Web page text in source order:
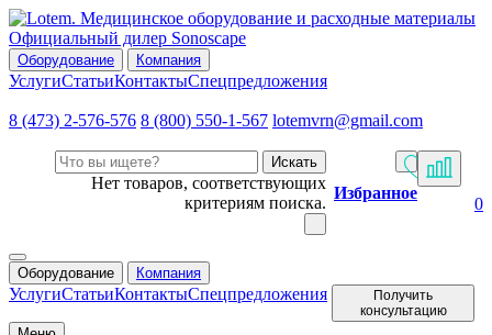
Официальный дилер Sonoscape
Оборудование Компания
УслугиСтатьиКонтактыСпецпредложения
8 (473) 2-576-576 8 (800) 550-1-567 lotemvrn@gmail.com
Искать
Нет товаров, соответствующих
критериям поиска.
Избранное
0
Оборудование Компания
УслугиСтатьиКонтактыСпецпредложения
Получить
консультацию